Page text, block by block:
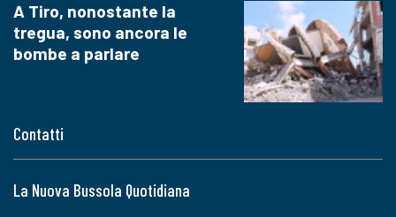
Contatti
La Nuova Bussola Quotidiana
A Tiro, nonostante la
tregua, sono ancora le
bombe a parlare